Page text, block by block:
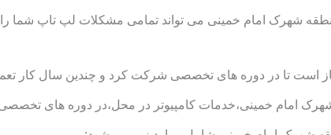
شهرک امام خمینی می تواند تمامی مشکلات لپ تاپ شما
تا در دوره های تخصصی شرکت کرد و چندین سال کار تعمیر
خمینی،خدمات کامپیوتر در محل،در دوره های تخصصی